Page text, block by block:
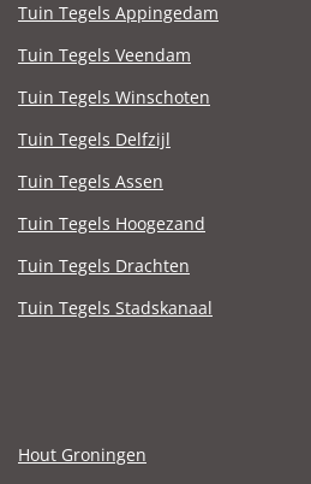
Tuin Tegels Appingedam
Tuin Tegels Veendam
Tuin Tegels Winschoten
Tuin Tegels Delfzijl
Tuin Tegels Assen
Tuin Tegels Hoogezand
Tuin Tegels Drachten
Tuin Tegels Stadskanaal
Hout Groningen